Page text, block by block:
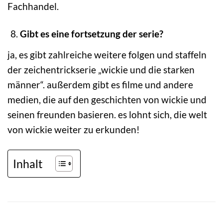
Fachhandel.
Gibt es eine fortsetzung der serie?
ja, es gibt zahlreiche weitere folgen und staffeln
der zeichentrickserie „wickie und die starken
männer“. außerdem gibt es filme und andere
medien, die auf den geschichten von wickie und
seinen freunden basieren. es lohnt sich, die welt
von wickie weiter zu erkunden!
Inhalt